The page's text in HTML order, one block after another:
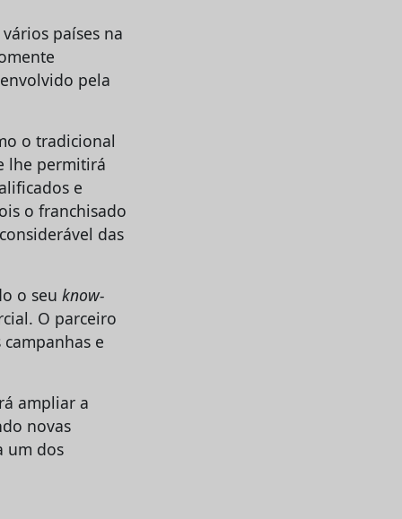
países na
pela
o tradicional
lhe permitirá
e
o franchisado
das
o seu know-
O parceiro
e
ampliar a
novas
um dos